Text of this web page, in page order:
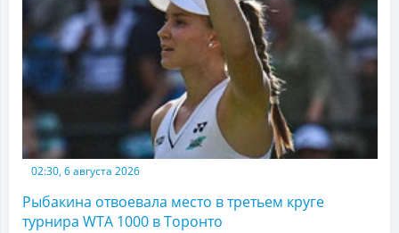
02:30, 6 августа 2026
Рыбакина отвоевала место в третьем круге
турнира WTA 1000 в Торонто